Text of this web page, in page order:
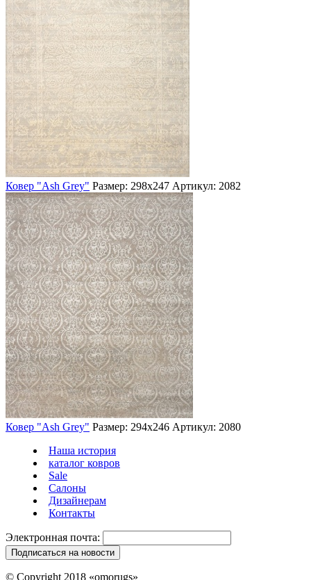
Ковер "Ash Grey" Размер: 298х247 Артикул: 2082
Ковер "Ash Grey" Размер: 294х246 Артикул: 2080
Наша история
каталог ковров
Sale
Салоны
Дизайнерам
Контакты
Электронная почта:
© Copyright 2018 «omorugs»